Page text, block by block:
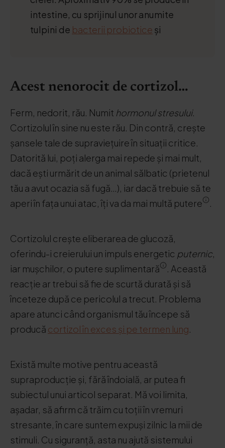
intestine, cu sprijinul unor anumite
tulpini de bacterii probiotice și
Acest nenorocit de cortizol…
Ferm, nedorit, rău. Numit hormonul stresului.
Cortizolul în sine nu este rău. Din contră, crește
șansele tale de supraviețuire în situații critice.
Datorită lui, poți alerga mai repede și mai mult,
dacă ești urmărit de un animal sălbatic (prietenul
tău a avut ocazia să fugă…), iar dacă trebuie să te
aperi în fața unui atac, îți va da mai multă putere
Cortizolul crește eliberarea de glucoză,
oferindu-i creierului un impuls energetic puternic
iar mușchilor, o putere suplimentară
. Această
reacție ar trebui să fie de scurtă durată și să
înceteze după ce pericolul a trecut. Problema
apare atunci când organismul tău începe să
producă cortizol în exces și pe termen lung
Există multe motive pentru această
supraproducție și, fără îndoială, ar putea fi
subiectul unui articol separat. Mă voi limita,
așadar, să afirm că trăim cu toții în vremuri
stresante, în care suntem expuși zilnic la mii de
stimuli. Cu siguranță, asta nu ajută sistemului